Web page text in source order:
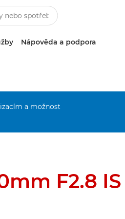
Nápověda a podpora
a možnost
F2.8 IS